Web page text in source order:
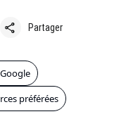
share Partager
préférées